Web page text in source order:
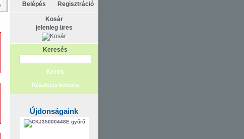
Belépés Regisztráció
Kosár
jelenleg üres
Keresés
Részletes keresés
Újdonságaink